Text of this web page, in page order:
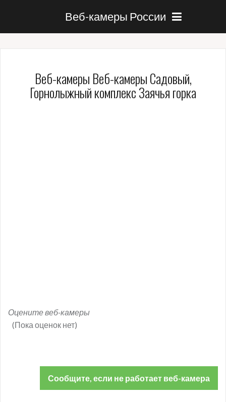
Веб-камеры России
Веб-камеры Веб-камеры Садовый,
Горнолыжный комплекс Заячья горка
Оцените веб-камеры
(Пока оценок нет)
Сообщите, если не работает веб-камера